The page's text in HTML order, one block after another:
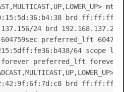
brd
24 brd
preferred_lft
64 scope
preferred_lft forever
brd